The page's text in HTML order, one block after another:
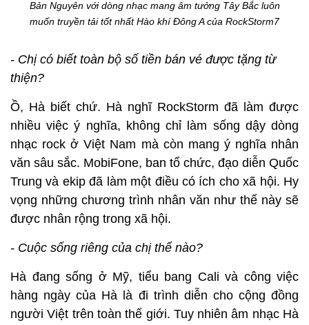
Bản Nguyên với dòng nhạc mang âm tưởng Tây Bắc luôn
muốn truyền tải tốt nhất Hào khí Đông A của RockStorm7
- Chị có biết toàn bộ số tiền bán vé được tặng từ
thiện?
Ồ, Hà biết chứ. Hà nghĩ RockStorm đã làm được
nhiều việc ý nghĩa, không chỉ làm sống dậy dòng
nhạc rock ở Việt Nam mà còn mang ý nghĩa nhân
văn sâu sắc. MobiFone, ban tổ chức, đạo diễn Quốc
Trung và ekip đã làm một điều có ích cho xã hội. Hy
vọng những chương trình nhân văn như thế này sẽ
được nhân rộng trong xã hội.
- Cuộc sống riêng của chị thế nào?
Hà đang sống ở Mỹ, tiểu bang Cali và công việc
hàng ngày của Hà là đi trình diễn cho cộng đồng
người Việt trên toàn thế giới. Tuy nhiên âm nhạc Hà